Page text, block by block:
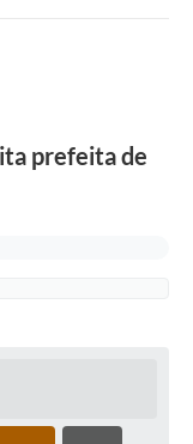
prefeita de